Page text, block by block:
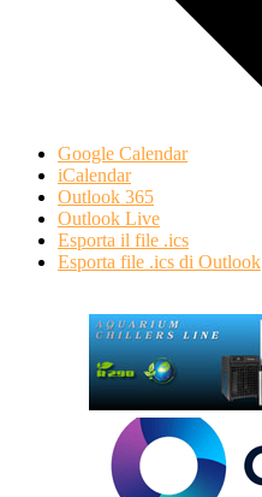
Google Calendar
iCalendar
Outlook 365
Outlook Live
Esporta il file .ics
Esporta file .ics di Outlook